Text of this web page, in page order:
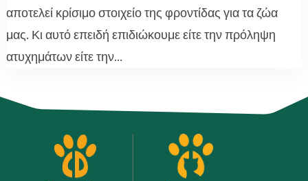
αποτελεί κρίσιμο στοιχείο της φροντίδας για τα ζώα
μας. Κι αυτό επειδή επιδιώκουμε είτε την πρόληψη
ατυχημάτων είτε την...